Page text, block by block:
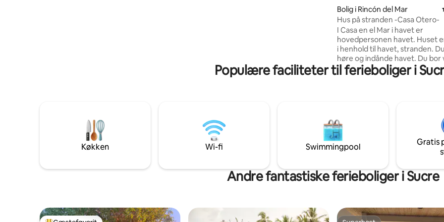
Bolig i Rincón del Mar
Hus på stranden -Casa Otero-
I Casa en el Mar i havet er
hovedpersonen havet. Huset
i henhold til havet, stranden.
høre og indånde havet. Du bor
havet. Derfor er huset åbent
mange gitter, brede døre og
privat værelse med separat
adgang til et fælles køkken og
fællesområde.
Populære faciliteter til ferieboliger i
Køkken Wi-fi Swimmingpool
Gratis
Andre fantastiske ferieboliger i Sucre